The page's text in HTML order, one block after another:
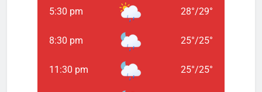
5:30 pm 28°/29°
8:30 pm 25°/25°
11:30 pm 25°/25°